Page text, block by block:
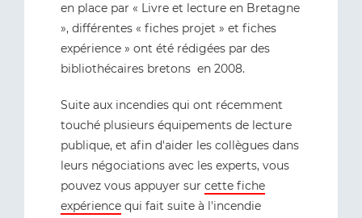
en place par « Livre et lecture en Bretagne
», différentes « fiches projet » et fiches
expérience » ont été rédigées par des
bibliothécaires bretons en 2008.
Suite aux incendies qui ont récemment
touché plusieurs équipements de lecture
publique, et afin d'aider les collègues dans
leurs négociations avec les experts, vous
pouvez vous appuyer sur cette fiche
expérience qui fait suite à l'incendie